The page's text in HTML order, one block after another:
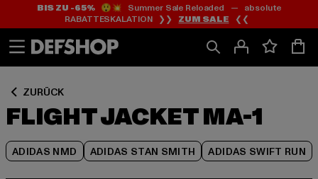
Zum
Inhalt
springen
Zum
Fußzeile
springen
BIS ZU -65%😲💥 Summer Sale Reloaded — absolute
RABATTESKALATION ❯❯ ZUM SALE ❮❮
ZURÜCK
FLIGHT JACKET MA-1
ADIDAS NMD ADIDAS STAN SMITH ADIDAS SWIFT RUN
Zum
Produktraster
springen